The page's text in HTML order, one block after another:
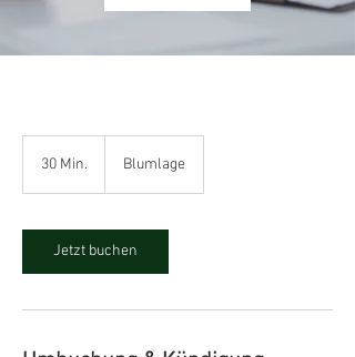
30 Min.
i
n
.
Blumlage
Jetzt buchen